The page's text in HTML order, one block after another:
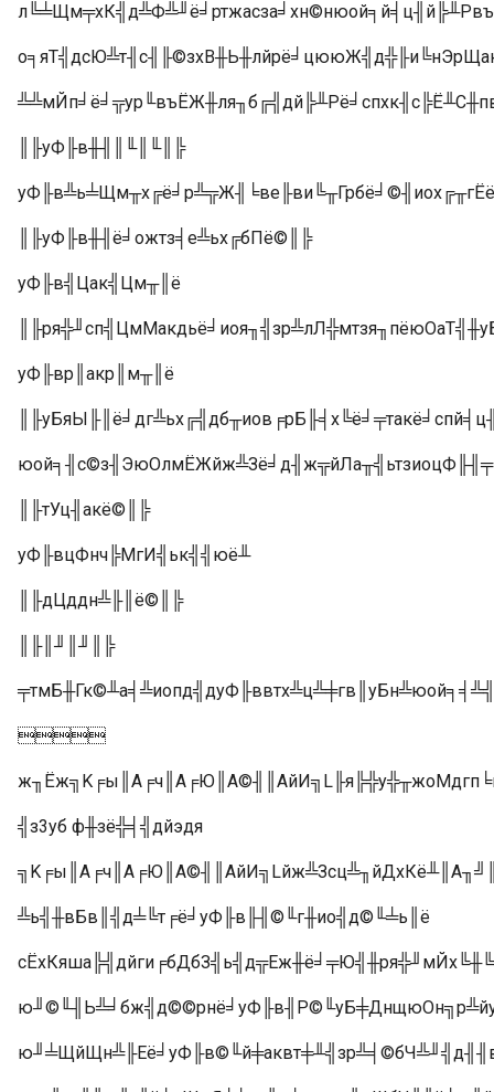
║╟уФ╟в╫╢║╙║╙║╠
║╟уФ╟в╫╢ё╛ожтз╡е╩ьх╔бПё©║╠
уФ╟в╣Цак╣Цм╥║ё
уФ╟вр║акр║м╥║ё
║╟тУц╢акё©║╠
уФ╟вцФнч╠МгИ╣ьк╣╣юё╨
║╟дЦддн╩╟║ё©║╠
║╟║╜║╜║╠

╣з3уб ф╫зё╬╡╣дйэдя
╩ь╣╫вБв║╣д╧╚т╒ё╛уФ╟в╟╢©╙г╫ио╣д©╙╧ь║ё